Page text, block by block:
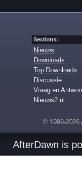
Sections:
Nieuws
Downloads
Top Downloads
Discussie
Vraag en
Nieuws2.nl
© 1999-2026
AfterDawn is